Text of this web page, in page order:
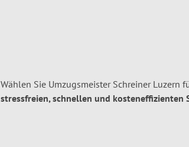
Wählen Sie Umzugsmeister Schreiner Luzern
stressfreien, schnellen und kosteneffizienten